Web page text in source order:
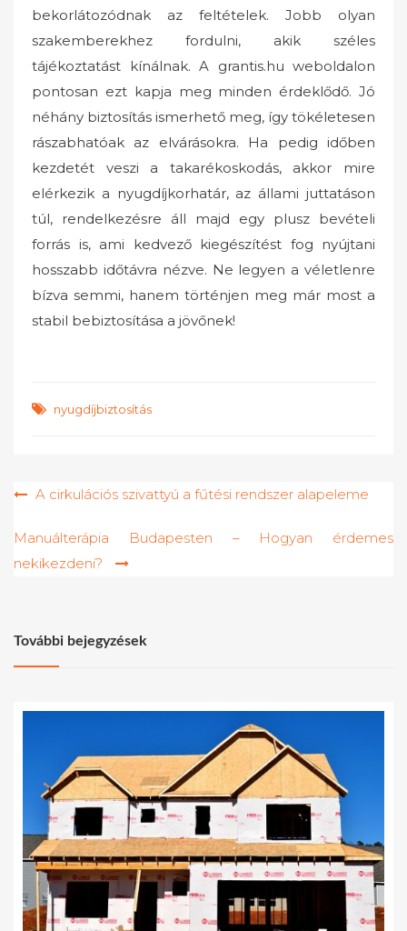
bekorlátozódnak az feltételek. Jobb olyan
szakemberekhez fordulni, akik széles
tájékoztatást kínálnak. A grantis.hu weboldalon
pontosan ezt kapja meg minden érdeklődő. Jó
néhány biztosítás ismerhető meg, így tökéletesen
rászabhatóak az elvárásokra. Ha pedig időben
kezdetét veszi a takarékoskodás, akkor mire
elérkezik a nyugdíjkorhatár, az állami juttatáson
túl, rendelkezésre áll majd egy plusz bevételi
forrás is, ami kedvező kiegészítést fog nyújtani
hosszabb időtávra nézve. Ne legyen a véletlenre
bízva semmi, hanem történjen meg már most a
stabil bebiztosítása a jövőnek!
nyugdíjbiztosítás
Bejegyzés
A cirkulációs szivattyú a fűtési rendszer alapeleme
Manuálterápia Budapesten – Hogyan érdemes
nekikezdeni?
További bejegyzések